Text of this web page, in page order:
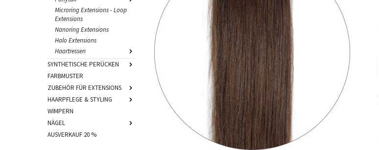
Microring Extensions - Loop
Extensions
Nanoring Extensions
Halo Extensions
Haartressen
SYNTHETISCHE PERÜCKEN
FARBMUSTER
ZUBEHÖR FÜR EXTENSIONS
HAARPFLEGE & STYLING
WIMPERN
NÄGEL
AUSVERKAUF 20 %